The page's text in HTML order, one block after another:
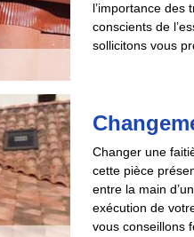
l’importance des
conscients de
sollicitons vous
Changer une
cette pièce
entre la main
exécution de
vous conseillons